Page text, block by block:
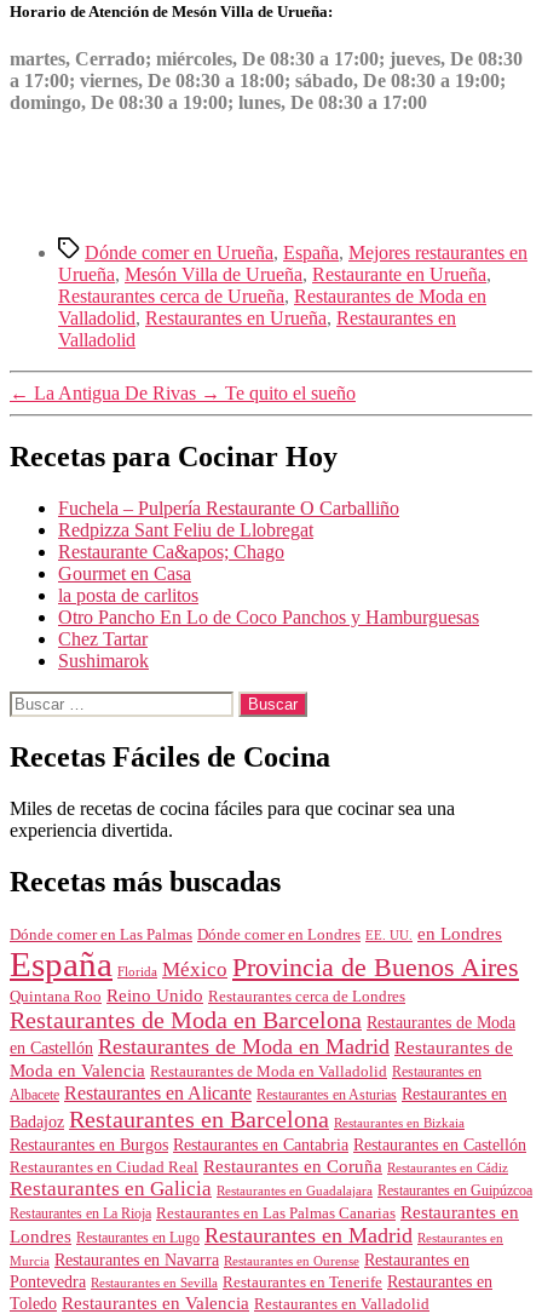
Horario de Atención de Mesón Villa de Urueña:
martes, Cerrado; miércoles, De 08:30 a 17:00; jueves, De 08:30
a 17:00; viernes, De 08:30 a 18:00; sábado, De 08:30 a 19:00;
domingo, De 08:30 a 19:00; lunes, De 08:30 a 17:00
Etiquetas
Dónde comer en Urueña, España, Mejores restaurantes en
Urueña, Mesón Villa de Urueña, Restaurante en Urueña,
Restaurantes cerca de Urueña, Restaurantes de Moda en
Valladolid, Restaurantes en Urueña, Restaurantes en
Valladolid
← La Antigua De Rivas → Te quito el sueño
Recetas para Cocinar Hoy
Fuchela – Pulpería Restaurante O Carballiño
Redpizza Sant Feliu de Llobregat
Restaurante Ca&apos; Chago
Gourmet en Casa
la posta de carlitos
Otro Pancho En Lo de Coco Panchos y Hamburguesas
Chez Tartar
Sushimarok
Buscar:
Recetas Fáciles de Cocina
Miles de recetas de cocina fáciles para que cocinar sea una
experiencia divertida.
Recetas más buscadas
Dónde comer en Las Palmas Dónde comer en Londres EE. UU. en Londres
España Florida México Provincia de Buenos Aires
Quintana Roo Reino Unido Restaurantes cerca de Londres
Restaurantes de Moda en Barcelona Restaurantes de Moda
en Castellón Restaurantes de Moda en Madrid Restaurantes de
Moda en Valencia Restaurantes de Moda en Valladolid Restaurantes en
Albacete Restaurantes en Alicante Restaurantes en Asturias Restaurantes en
Badajoz Restaurantes en Barcelona Restaurantes en Bizkaia
Restaurantes en Burgos Restaurantes en Cantabria Restaurantes en Castellón
Restaurantes en Ciudad Real Restaurantes en Coruña Restaurantes en Cádiz
Restaurantes en Galicia Restaurantes en Guadalajara Restaurantes en Guipúzcoa
Restaurantes en La Rioja Restaurantes en Las Palmas Canarias Restaurantes en
Londres Restaurantes en Lugo Restaurantes en Madrid Restaurantes en
Murcia Restaurantes en Navarra Restaurantes en Ourense Restaurantes en
Pontevedra Restaurantes en Sevilla Restaurantes en Tenerife Restaurantes en
Toledo Restaurantes en Valencia Restaurantes en Valladolid